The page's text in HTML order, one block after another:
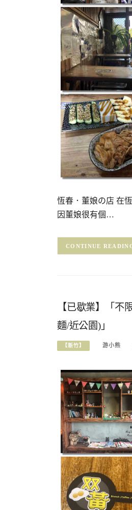
恆春．董娘の店 在
因董娘很有個…
CONTINUE
【已歇業】「不
麵/近公園)」
【新竹】 游小熊